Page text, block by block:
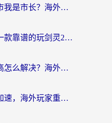
意大利怎么玩模拟城市我是市长？海外党国服游戏加速终极攻略（附三国3量子特攻解决办法）
人在海外，如何选择一款靠谱的玩剑灵2加速器？
国外玩灌篮高手延迟高怎么解决？海外玩家国服游戏加速终极指南
非人学园加速器超级加速，海外玩家重返国服的通行证